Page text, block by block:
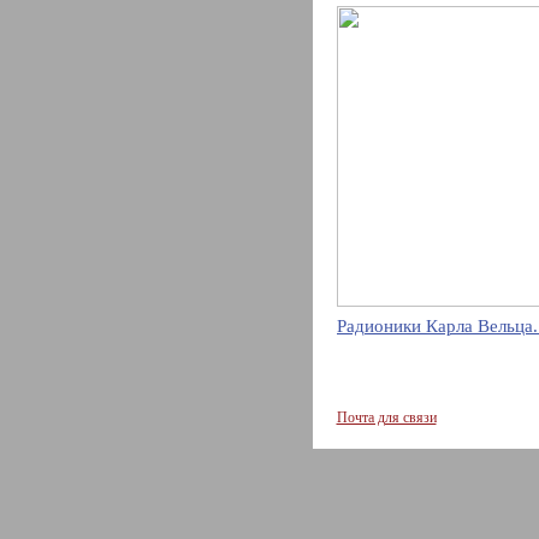
Радионики Карла
Почта для связи